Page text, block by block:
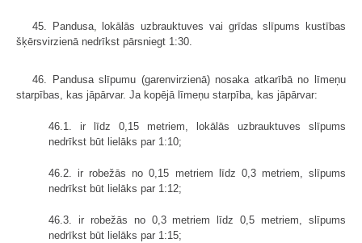
45. Pandusa, lokālās uzbrauktuves vai grīdas slīpums kustības
šķērsvirzienā nedrīkst pārsniegt 1:30.
46. Pandusa slīpumu (garenvirzienā) nosaka atkarībā no līmeņu
starpības, kas jāpārvar. Ja kopējā līmeņu starpība, kas jāpārvar:
46.1. ir līdz 0,15 metriem, lokālās uzbrauktuves slīpums
nedrīkst būt lielāks par 1:10;
46.2. ir robežās no 0,15 metriem līdz 0,3 metriem, slīpums
nedrīkst būt lielāks par 1:12;
46.3. ir robežās no 0,3 metriem līdz 0,5 metriem, slīpums
nedrīkst būt lielāks par 1:15;